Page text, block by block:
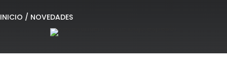
INICIO / NOVEDADES